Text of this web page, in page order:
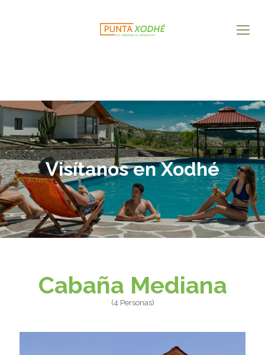
Visítanos en Xodhé
Cabaña Mediana
(4 Personas)